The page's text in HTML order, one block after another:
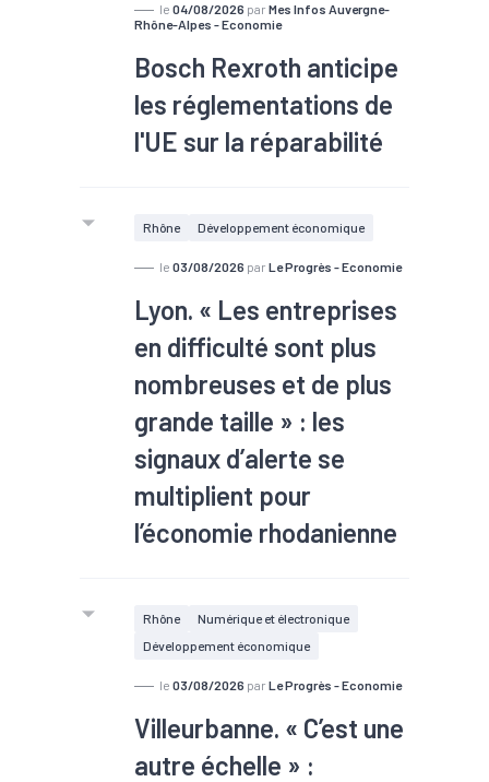
le 04/08/2026 par Mes Infos Auvergne-
Rhône-Alpes - Economie
Bosch Rexroth anticipe
les réglementations de
l'UE sur la réparabilité
Rhône Développement économique
le 03/08/2026 par Le Progrès - Economie
Lyon. « Les entreprises
en difficulté sont plus
nombreuses et de plus
grande taille » : les
signaux d’alerte se
multiplient pour
l’économie rhodanienne
progressent de 21 % depuis le début
de l’année. Plus marquant encore, les
procédures de redressement
judiciaire et de sauvegarde
bondissent de 44 %, les difficultés
Rhône
Numérique et électronique
Développement économique
le 03/08/2026 par Le Progrès - Economie
Villeurbanne. « C’est une
autre échelle » :